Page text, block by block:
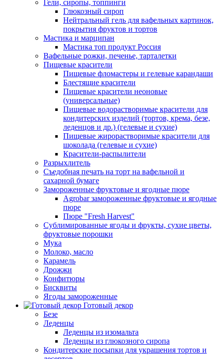
Гели, сиропы, топпинги
Глюкозный сироп
Нейтральный гель для вафельных картинок,
покрытия фруктов и тортов
Мастика и марципан
Мастика топ продукт Россия
Вафельные рожки, печенье, тарталетки
Пищевые красители
Пищевые фломастеры и гелевые карандаши
Блестящие красители
Пищевые красители неоновые
(универсальные)
Пищевые водорастворимые красители для
кондитерских изделий (тортов, крема, безе,
леденцов и др.) (гелевые и сухие)
Пищевые жирорастворимые красители для
шоколада (гелевые и сухие)
Красители-распылители
Разрыхлитель
Съедобная печать на торт на вафельной и
сахарной бумаге
Замороженные фруктовые и ягодные пюре
Agrobar замороженные фруктовые и ягодные
пюре
Пюре "Fresh Harvest"
Сублимированные ягоды и фрукты, сухие цветы,
фруктовые порошки
Мука
Молоко, масло
Карамель
Дрожжи
Конфитюры
Бисквиты
Ягоды замороженные
Готовый декор
Безе
Леденцы
Леденцы из изомальта
Леденцы из глюкозного сиропа
Кондитерские посыпки для украшения тортов и